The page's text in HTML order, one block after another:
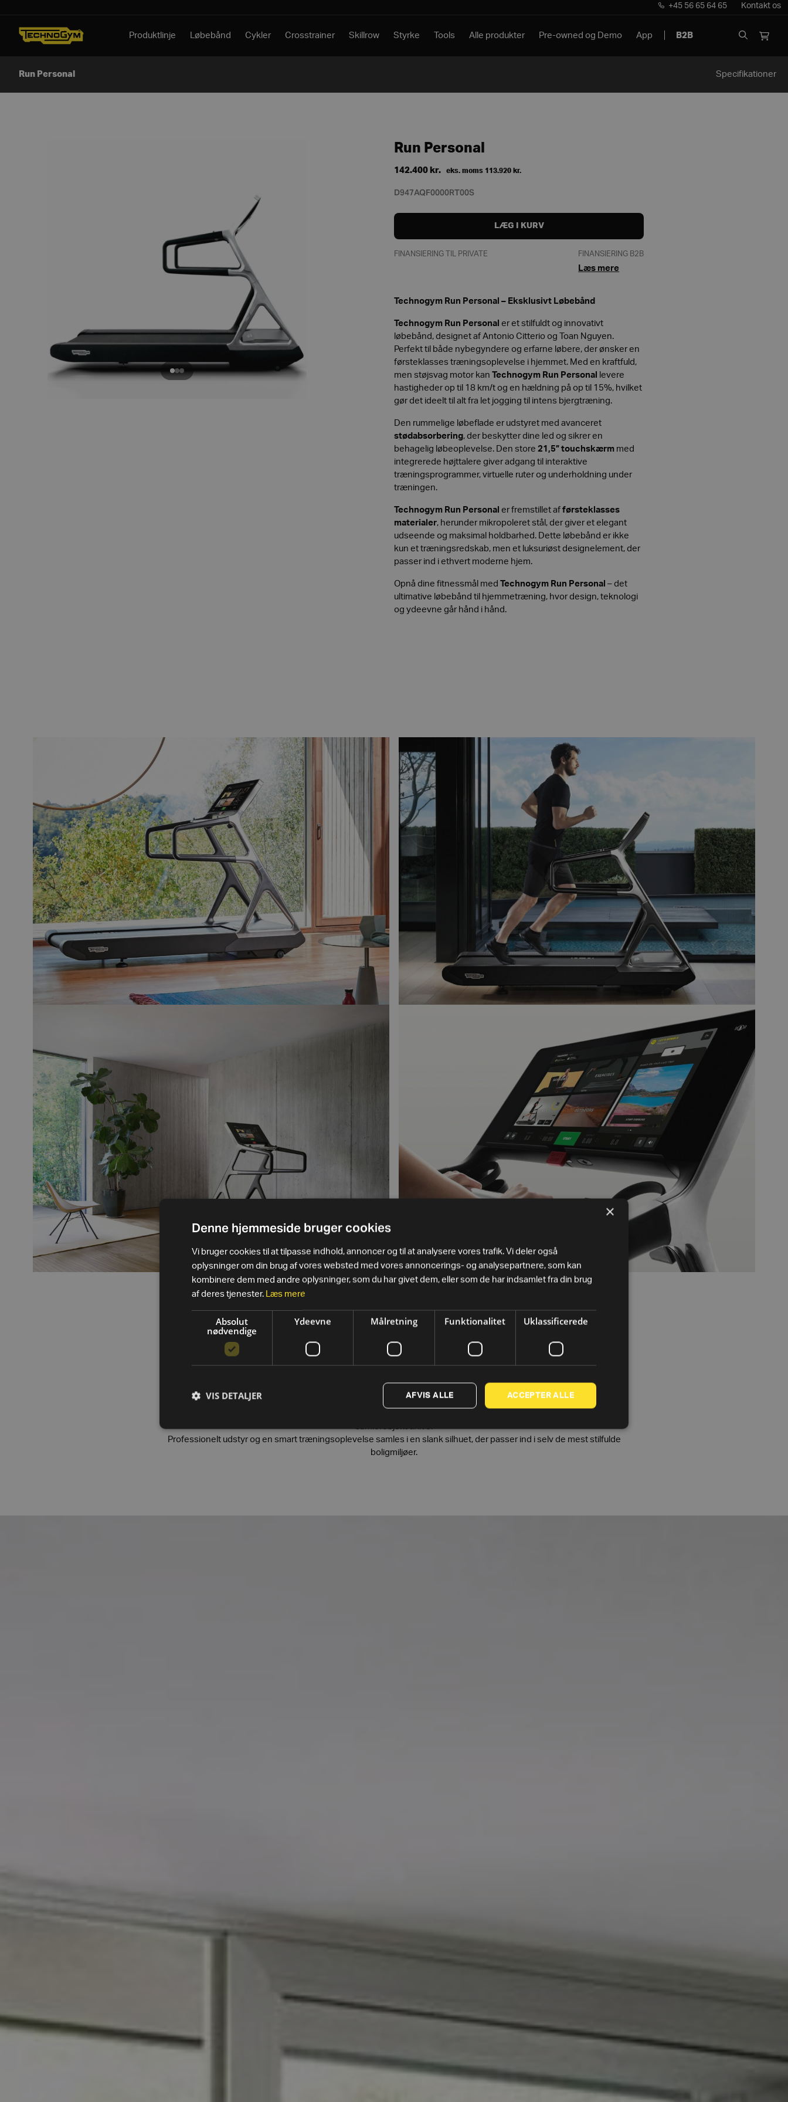
+45 56 65 64 65 Kontakt os
Produktlinje Løbebånd Cykler Crosstrainer Skillrow Styrke Tools Alle produkter Pre-owned og Demo App B2B
Run Personal Specifikationer
Run Personal
142.400 kr. eks. moms 113.920 kr.
D947AQF0000RT00S
LÆG I KURV
FINANSIERING TIL PRIVATE FINANSIERING B2B
Læs mere
Technogym Run Personal – Eksklusivt Løbebånd
Technogym Run Personal er et stilfuldt og innovativt
løbebånd, designet af Antonio Citterio og Toan Nguyen.
Perfekt til både nybegyndere og erfarne løbere, der ønsker en
førsteklasses træningsoplevelse i hjemmet. Med en kraftfuld,
men støjsvag motor kan Technogym Run Personal
levere
hastigheder op til 18 km/t og en hældning på op til 15%, hvilket
gør det ideelt til alt fra let jogging til intens bjergtræning.
Den rummelige løbeflade er udstyret med avanceret
stødabsorbering, der beskytter dine led og sikrer en
behagelig løbeoplevelse. Den store 21,5” touchskærm med
integrerede højttalere giver adgang til interaktive
træningsprogrammer, virtuelle ruter og underholdning under
træningen.
Technogym Run Personal er fremstillet af førsteklasses
materialer, herunder mikropoleret stål, der giver et elegant
udseende og maksimal holdbarhed. Dette løbebånd er ikke
kun et træningsredskab, men et luksuriøst designelement, der
passer ind i ethvert moderne hjem.
Opnå dine fitnessmål med Technogym Run Personal – det
ultimative løbebånd til hjemmetræning, hvor design, teknologi
og ydeevne går hånd i hånd.
Træning med niveau
samlerobjekt til live.
Professionelt udstyr og en smart træningsoplevelse samles i en slank silhuet, der passer ind i selv de mest stilfulde
boligmiljøer.
×
Denne hjemmeside bruger cookies
Vi bruger cookies til at tilpasse indhold, annoncer og til at analysere vores trafik. Vi deler også
oplysninger om din brug af vores websted med vores annoncerings- og analysepartnere, som kan
kombinere dem med andre oplysninger, som du har givet dem, eller som de har indsamlet fra din brug
af deres tjenester.
Læs mere
Absolut
nødvendige
Ydeevne Målretning Funktionalitet Uklassificerede
ACCEPTER ALLE
AFVIS ALLE
VIS DETALJER